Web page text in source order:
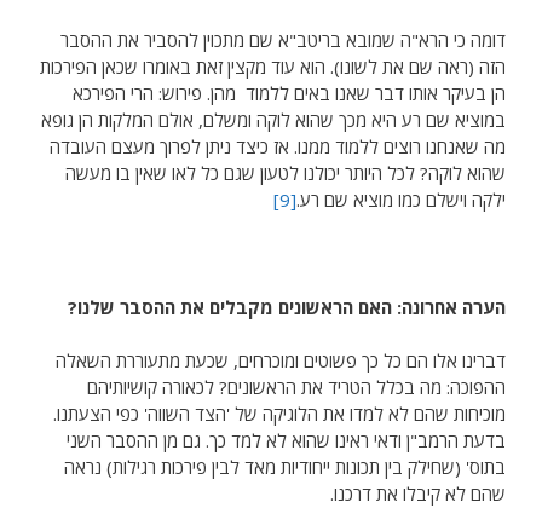
דומה כי הרא"ה שמובא בריטב"א שם מתכוין להסביר את ההסבר
הזה (ראה שם את לשונו). הוא עוד מקצין זאת באומרו שכאן הפירכות
הן בעיקר אותו דבר שאנו באים ללמוד מהן. פירוש: הרי הפירכא
במוציא שם רע היא מכך שהוא לוקה ומשלם, אולם המלקות הן גופא
מה שאנחנו רוצים ללמוד ממנו. אז כיצד ניתן לפרוך מעצם העובדה
שהוא לוקה? לכל היותר יכולנו לטעון שגם כל לאו שאין בו מעשה
ילקה וישלם כמו מוציא שם רע.[9]
הערה אחרונה: האם הראשונים מקבלים את ההסבר שלנו?
דברינו אלו הם כל כך פשוטים ומוכרחים, שכעת מתעוררת השאלה
ההפוכה: מה בכלל הטריד את הראשונים? לכאורה קושיותיהם
מוכיחות שהם לא למדו את הלוגיקה של 'הצד השווה' כפי הצעתנו.
בדעת הרמב"ן ודאי ראינו שהוא לא למד כך. גם מן ההסבר השני
בתוס' (שחילק בין תכונות ייחודיות מאד לבין פירכות רגילות) נראה
שהם לא קיבלו את דרכנו.